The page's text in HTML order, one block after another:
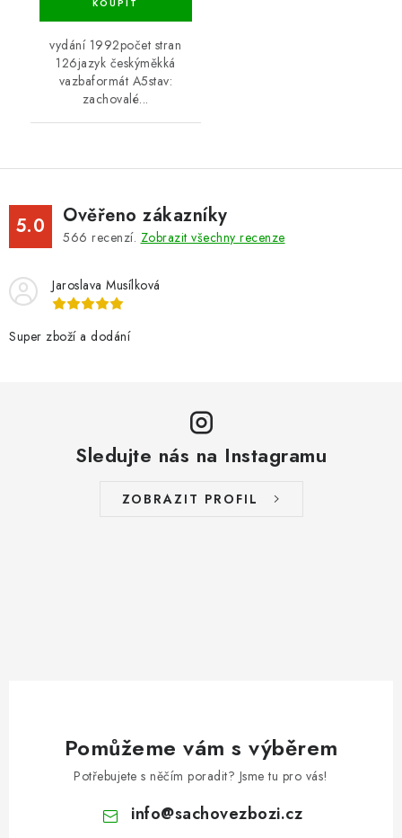
vydání 1992počet stran
126jazyk českýměkká
vazbaformát A5stav:
zachovalé...
5.0 Ověřeno zákazníky
566 recenzí. Zobrazit všechny recenze
Jaroslava Musílková
Super zboží a dodání
Sledujte nás na Instagramu
ZOBRAZIT PROFIL
Pomůžeme vám s výběrem
Potřebujete s něčím poradit? Jsme tu pro vás!
info@sachovezbozi.cz